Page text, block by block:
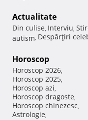
Actualitate
Din culise, Interviu,
autism, Despărţiri
Horoscop
Horoscop 2026,
Horoscop 2025,
Horoscop azi,
Horoscop dragoste,
Horoscop chinezesc,
Astrologie,